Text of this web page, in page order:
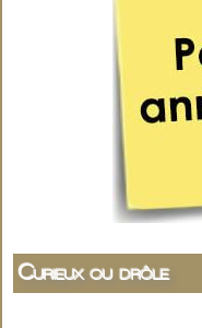
Curieux ou drôle